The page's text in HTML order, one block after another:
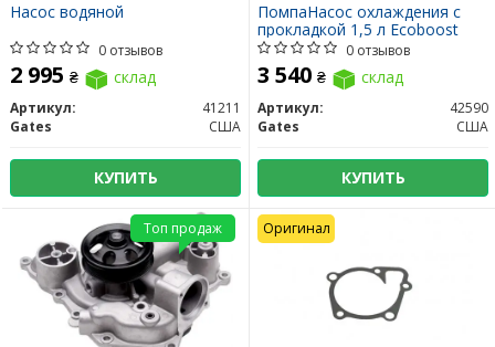
Насос водяной
0 отзывов
2 995 ₴ склад
Артикул:
41211
Gates
США
КУПИТЬ
ПомпаНасос охлаждения с
прокладкой 1,5 л Ecoboost
0 отзывов
3 540 ₴ склад
Артикул:
42590
Gates
США
КУПИТЬ
Топ продаж Оригинал